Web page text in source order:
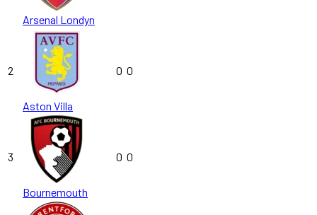
Arsenal Londyn
2
Aston Villa
0 0
3
Bournemouth
0 0